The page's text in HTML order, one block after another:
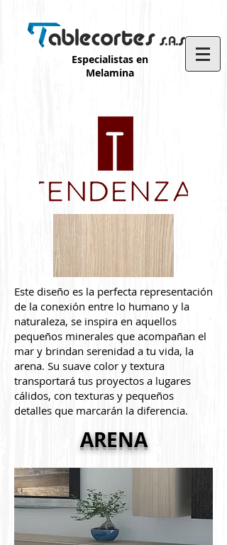
Especialistas en
Melamina
Este diseño es la perfecta representación
de la conexión entre lo humano y la
naturaleza, se inspira en aquellos
pequeños minerales que acompañan el
mar y brindan serenidad a tu vida, la
arena. Su suave color y textura
transportará tus proyectos a lugares
cálidos, con texturas y pequeños
detalles que marcarán la diferencia.
ARENA